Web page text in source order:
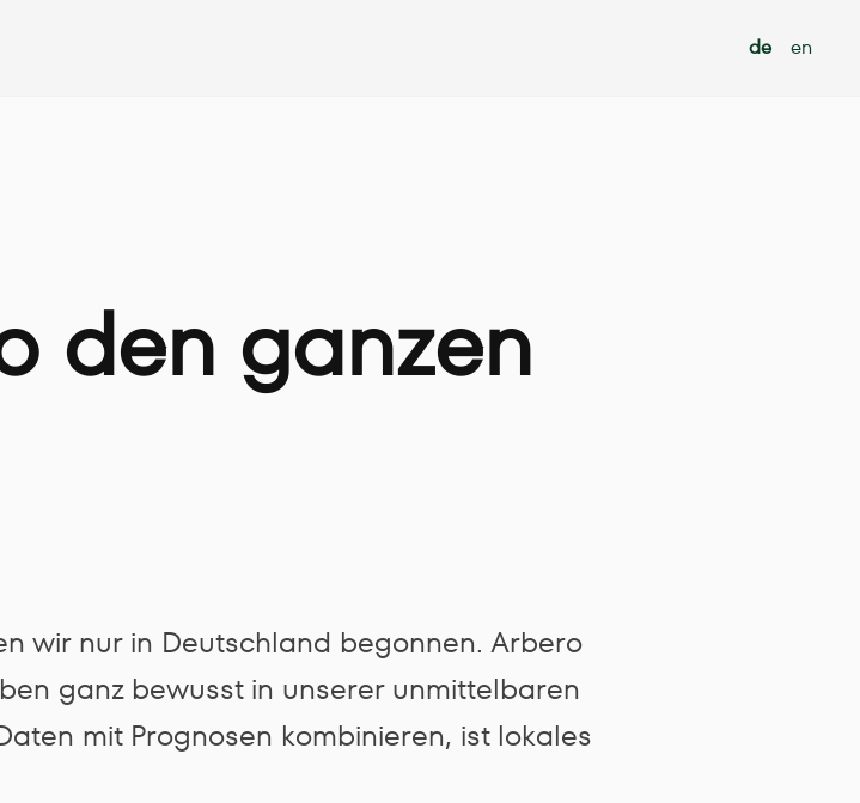
de en
den ganzen
wir nur in Deutschland begonnen. Arbero
ganz bewusst in unserer unmittelbaren
mit Prognosen kombinieren, ist lokales